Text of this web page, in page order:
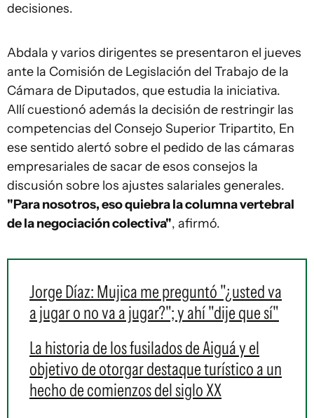
decisiones.
Abdala y varios dirigentes se presentaron el jueves
ante la Comisión de Legislación del Trabajo de la
Cámara de Diputados, que estudia la iniciativa.
Allí cuestionó además la decisión de restringir las
competencias del Consejo Superior Tripartito, En
ese sentido alertó sobre el pedido de las cámaras
empresariales de sacar de esos consejos la
discusión sobre los ajustes salariales generales.
"Para nosotros, eso quiebra la columna vertebral
de la negociación colectiva", afirmó.
Jorge Díaz: Mujica me preguntó "¿usted va
a jugar o no va a jugar?"; y ahí "dije que sí"
La historia de los fusilados de Aiguá y el
objetivo de otorgar destaque turístico a un
hecho de comienzos del siglo XX